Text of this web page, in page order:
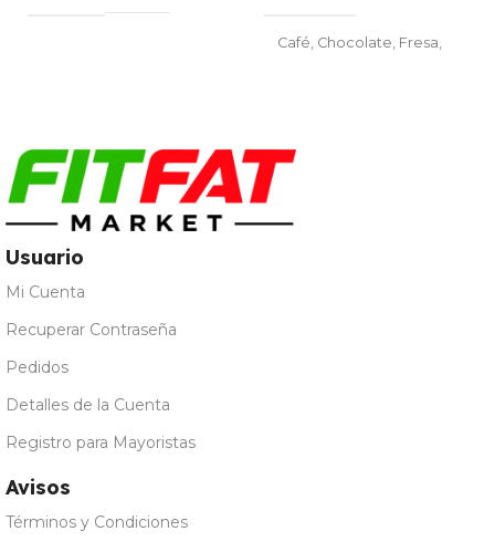
Café, Chocolate, Fresa,
Usuario
Mi Cuenta
Recuperar Contraseña
Pedidos
Detalles de la Cuenta
Registro para Mayoristas
Avisos
Términos y Condiciones